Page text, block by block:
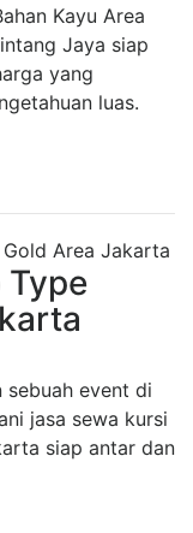
Kayu Area
Jaya siap
yang
luas.
Type
sebuah event di
jasa sewa kursi
siap antar dan